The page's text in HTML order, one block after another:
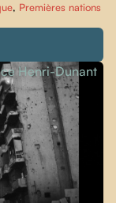
, Premières nations
Henri-Dunant